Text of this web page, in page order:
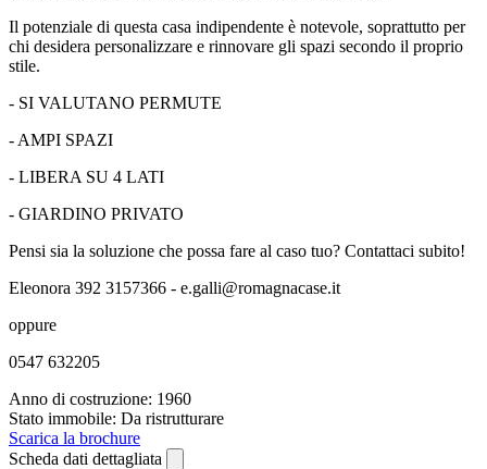
Il potenziale di questa casa indipendente è notevole, soprattutto per
chi desidera personalizzare e rinnovare gli spazi secondo il proprio
stile.
- SI VALUTANO PERMUTE
- AMPI SPAZI
- LIBERA SU 4 LATI
- GIARDINO PRIVATO
Pensi sia la soluzione che possa fare al caso tuo? Contattaci subito!
Eleonora 392 3157366 - e.galli@romagnacase.it
oppure
0547 632205
Anno di costruzione: 1960
Stato immobile: Da ristrutturare
Scarica la brochure
Scheda dati dettagliata